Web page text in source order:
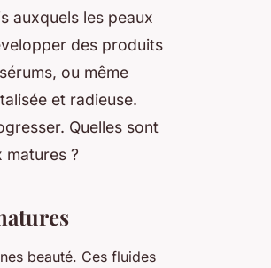
auxquels les peaux
des produits
ou même
et radieuse.
Quelles sont
matures ?
beauté. Ces fluides